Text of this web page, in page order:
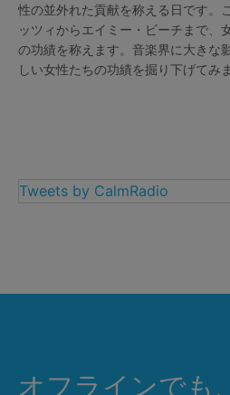
性の並外れた貢献を称える日です。
ッツィからエイミー・ビーチまで、
の功績を称えます。音楽界に大きな
しい女性たちの功績を掘り下げてみ
Tweets by CalmRadio
オフラインでも